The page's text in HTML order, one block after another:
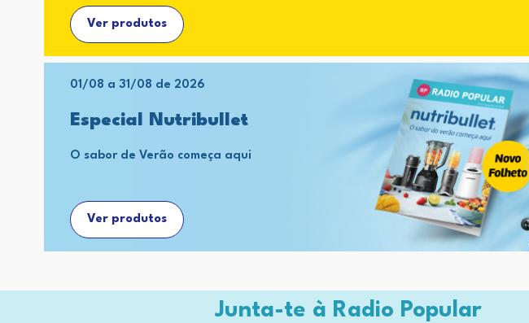
Ver produtos
01/08 a 31/08 de 2026
Especial Nutribullet
O sabor de Verão começa aqui
Ver produtos
Junta-te à Radio Popular